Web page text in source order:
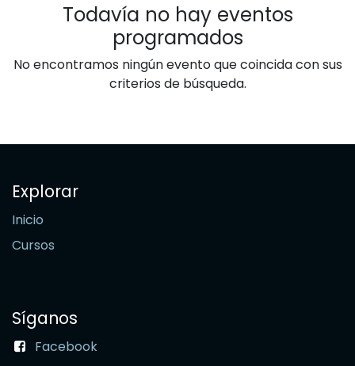
Todavía no hay eventos
programados
No encontramos ningún evento que coincida con sus
criterios de búsqueda.
Explorar
Inicio
Cursos
Síganos
Facebook